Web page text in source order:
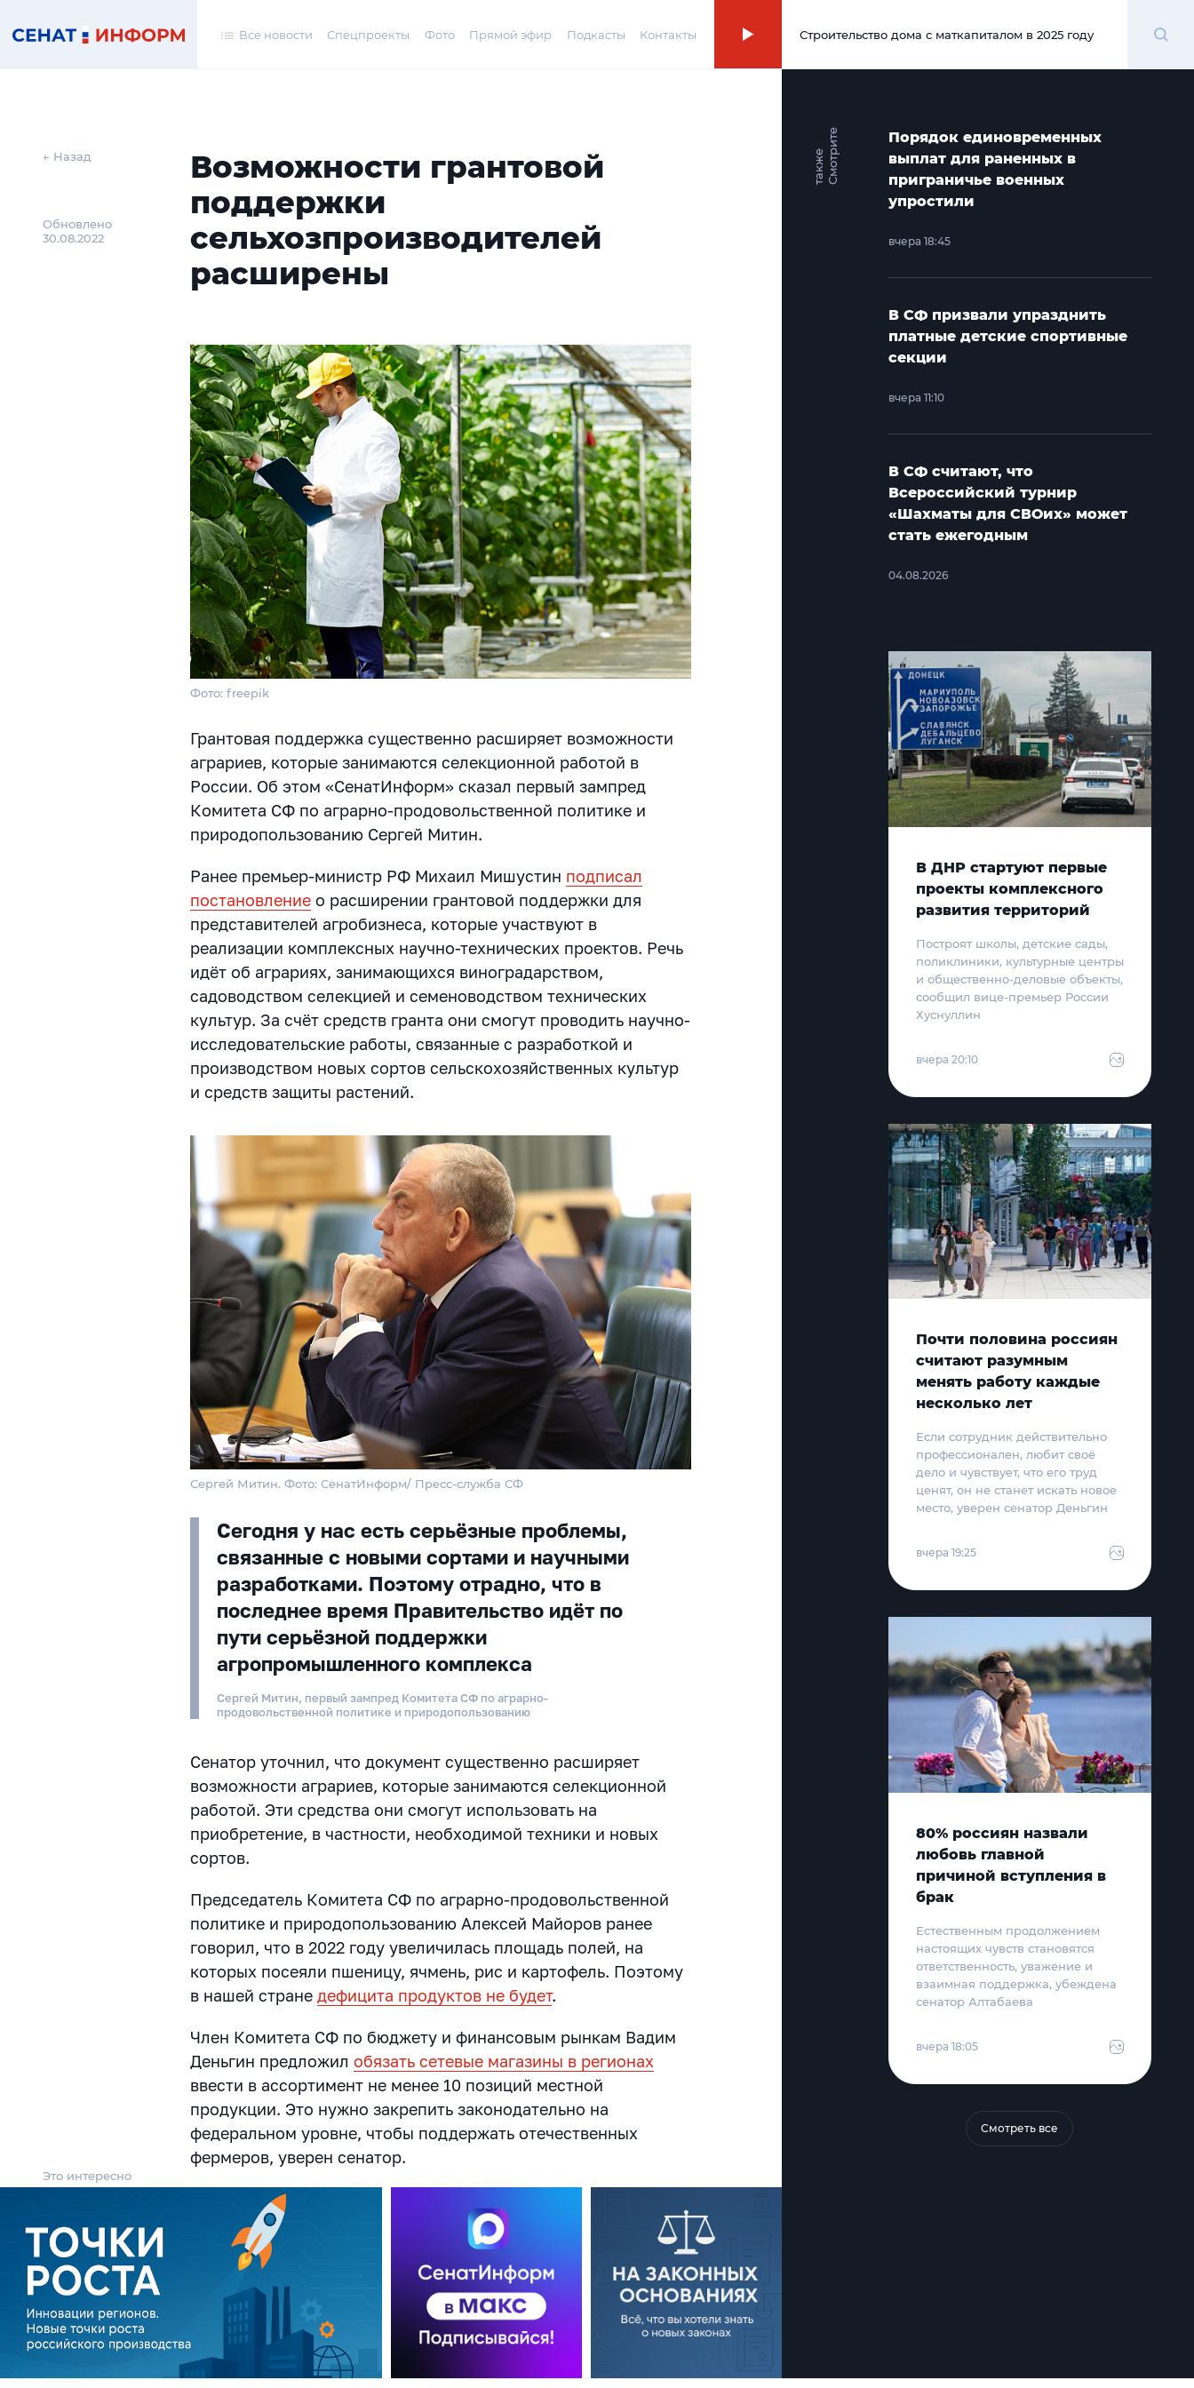
Все новости Спецпроекты Фото Прямой эфир Подкасты Контакты 00:00
Строительство дома с маткапиталом в 2025 году
← Назад
Обновлено
30.08.2022
Возможности грантовой
поддержки
сельхозпроизводителей
расширены
Фото: freepik
Грантовая поддержка существенно расширяет возможности
аграриев, которые занимаются селекционной работой в
России. Об этом «СенатИнформ» сказал первый зампред
Комитета СФ по аграрно-продовольственной политике и
природопользованию Сергей Митин.
Ранее премьер-министр РФ Михаил Мишустин подписал
постановление о расширении грантовой поддержки для
представителей агробизнеса, которые участвуют в
реализации комплексных научно-технических проектов. Речь
идёт об аграриях, занимающихся виноградарством,
садоводством селекцией и семеноводством технических
культур. За счёт средств гранта они смогут проводить научно-
исследовательские работы, связанные с разработкой и
производством новых сортов сельскохозяйственных культур
и средств защиты растений.
Сергей Митин. Фото: СенатИнформ/ Пресс-служба СФ
Сегодня у нас есть серьёзные проблемы,
связанные с новыми сортами и научными
разработками. Поэтому отрадно, что в
последнее время Правительство идёт по
пути серьёзной поддержки
агропромышленного комплекса
Сергей Митин, первый зампред Комитета СФ по аграрно-
продовольственной политике и природопользованию
Сенатор уточнил, что документ существенно расширяет
возможности аграриев, которые занимаются селекционной
работой. Эти средства они смогут использовать на
приобретение, в частности, необходимой техники и новых
сортов.
Председатель Комитета СФ по аграрно-продовольственной
политике и природопользованию Алексей Майоров ранее
говорил, что в 2022 году увеличилась площадь полей, на
которых посеяли пшеницу, ячмень, рис и картофель. Поэтому
в нашей странедефицита продуктов не будет.
Член Комитета СФ по бюджету и финансовым рынкам Вадим
Деньгин предложилобязать сетевые магазины в регионах
ввести в ассортимент не менее 10 позиций местной
продукции. Это нужно закрепить законодательно на
федеральном уровне, чтобы поддержать отечественных
фермеров, уверен сенатор.
Это интересно
С
м
о
т
р и
т
е
т
а
к
ж
е
Порядок единовременных
выплат для раненных в
приграничье военных
упростили
вчера 18:45
В СФ призвали упразднить
платные детские спортивные
секции
вчера 11:10
В СФ считают, что
Всероссийский турнир
«Шахматы для СВОих» может
стать ежегодным
04.08.2026
В ДНР стартуют первые
проекты комплексного
развития территорий
Построят школы, детские сады,
поликлиники, культурные центры
и общественно-деловые объекты,
сообщил вице-премьер России
Хуснуллин
вчера 20:10
Почти половина россиян
считают разумным
менять работу каждые
несколько лет
Если сотрудник действительно
профессионален, любит своё
дело и чувствует, что его труд
ценят, он не станет искать новое
место, уверен сенатор Деньгин
вчера 19:25
80% россиян назвали
любовь главной
причиной вступления в
брак
Естественным продолжением
настоящих чувств становятся
ответственность, уважение и
взаимная поддержка, убеждена
сенатор Алтабаева
вчера 18:05
Смотреть все